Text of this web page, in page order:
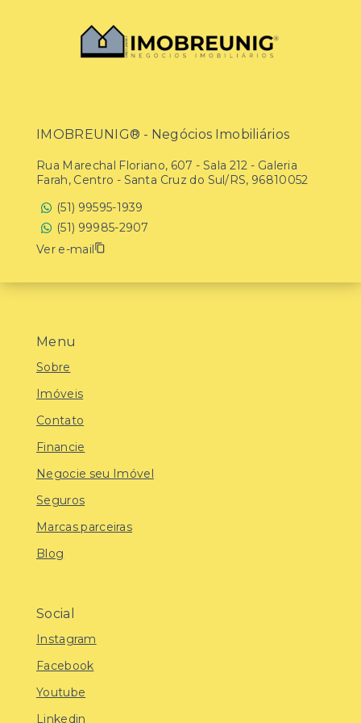
Menu
Sobre
Imóveis
Contato
Financie
Negocie seu Imóvel
Seguros
Marcas parceiras
Blog
Social
Instagram
Facebook
Youtube
Linkedin
IMOBREUNIG® - Negócios Imobiliários
Rua Marechal Floriano, 607 - Sala 212 - Galeria
Farah, Centro - Santa Cruz do Sul/RS, 96810052
(51) 99595-1939
(51) 99985-2907
Ver e-mail